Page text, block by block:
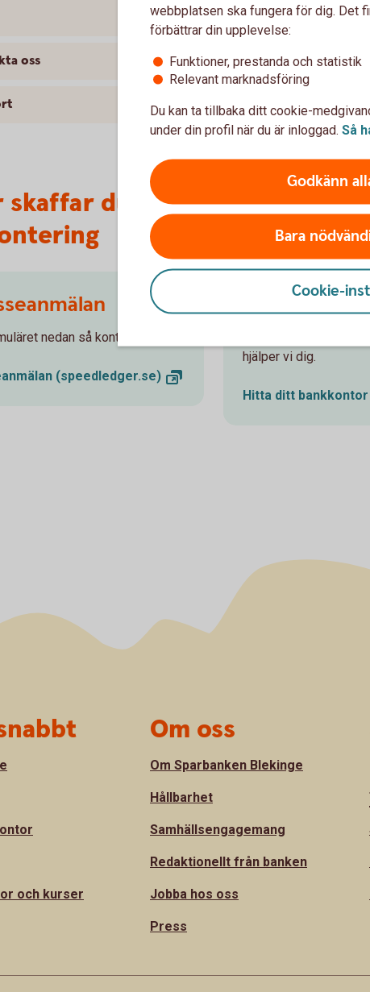
oss
skaffar du e-bokföring
nedan så kontaktar vi dig.
(speedledger.se)
Besök oss
hjälper vi dig.
Hitta ditt bankkontor
webbplatsen ska fungera för dig. Det
förbättrar din upplevelse:
Funktioner, prestanda och statistik
Relevant marknadsföring
Du kan ta tillbaka ditt cookie-
under din profil när du är inloggad. Så
Godkänn
Bara
Cookie-
och kurser
Om oss
Om Sparbanken Blekinge
Hållbarhet
Samhällsengagemang
Redaktionellt från banken
Jobba hos oss
Press